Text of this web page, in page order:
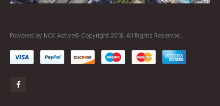
Powered by NCK Active© Copyright 2018. All Rights Reserved.